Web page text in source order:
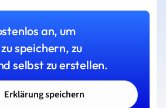
an, um
speichern, zu
selbst zu erstellen.
Erklärung speichern